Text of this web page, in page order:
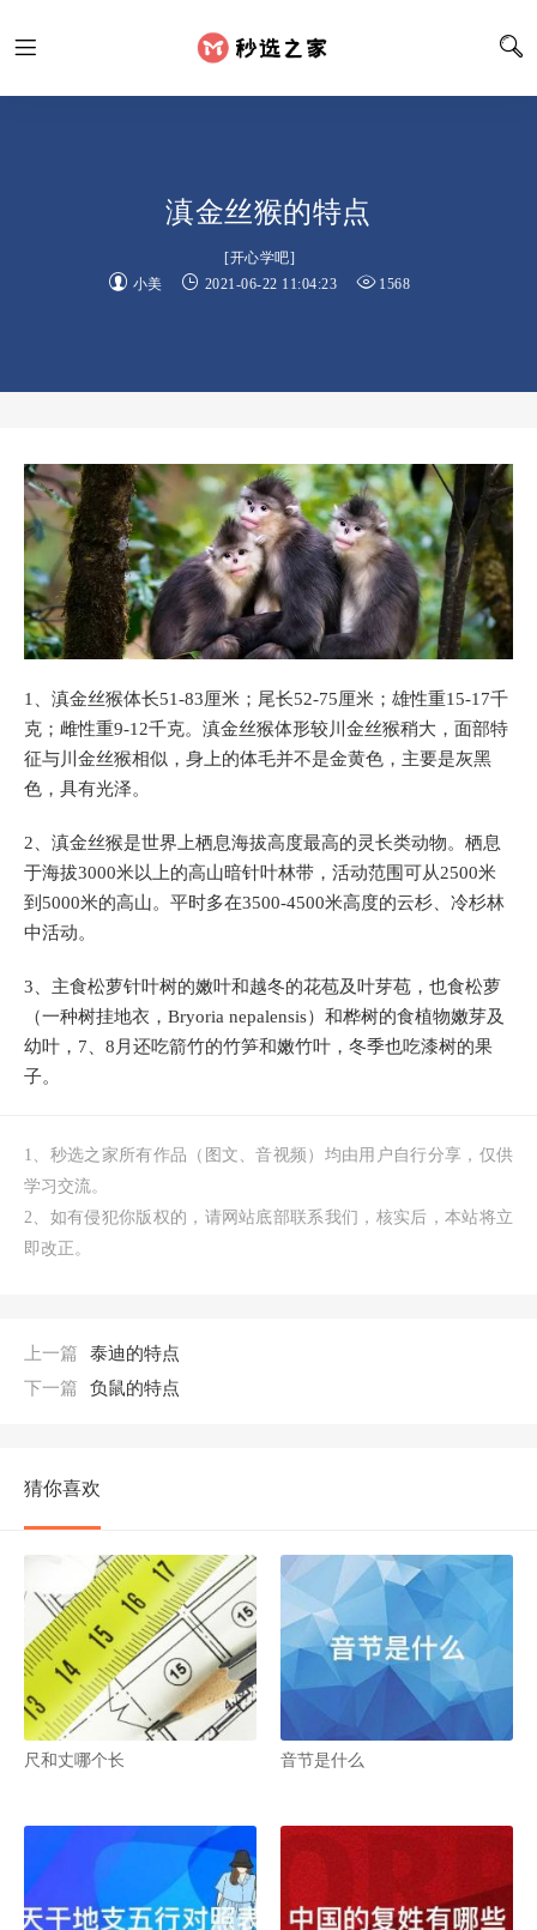
滇金丝猴的特点
[开心学吧]
小美
2021-06-22 11:04:23 1568
1、滇金丝猴体长51-83厘米；尾长52-75厘米；雄性重15-17千
克；雌性重9-12千克。滇金丝猴体形较川金丝猴稍大，面部特
征与川金丝猴相似，身上的体毛并不是金黄色，主要是灰黑
色，具有光泽。
2、滇金丝猴是世界上栖息海拔高度最高的灵长类动物。栖息
于海拔3000米以上的高山暗针叶林带，活动范围可从2500米
到5000米的高山。平时多在3500-4500米高度的云杉、冷杉林
中活动。
3、主食松萝针叶树的嫩叶和越冬的花苞及叶芽苞，也食松萝
（一种树挂地衣，Bryoria nepalensis）和桦树的食植物嫩芽及
幼叶，7、8月还吃箭竹的竹笋和嫩竹叶，冬季也吃漆树的果
子。
1、秒选之家所有作品（图文、音视频）均由用户自行分享，仅供
学习交流。
2、如有侵犯你版权的，请网站底部联系我们，核实后，本站将立
即改正。
上一篇
泰迪的特点
下一篇
负鼠的特点
猜你喜欢
尺和丈哪个长 音节是什么